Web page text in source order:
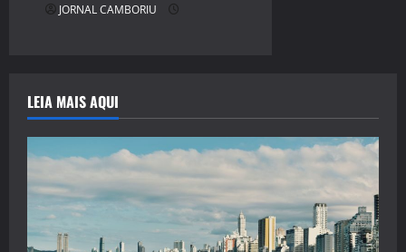
JORNAL CAMBORIU
LEIA MAIS AQUI